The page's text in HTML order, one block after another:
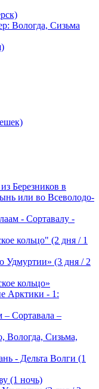
Вологда, Сизьма
Березников в
или во Всеволодо-
- Сортавалу -
кольцо" (2 дня / 1
Удмуртии» (3 дня / 2
кольцо»
Арктики - 1:
Сортавала –
Вологда, Сизьма,
- Дельта Волги (1
(1 ночь)